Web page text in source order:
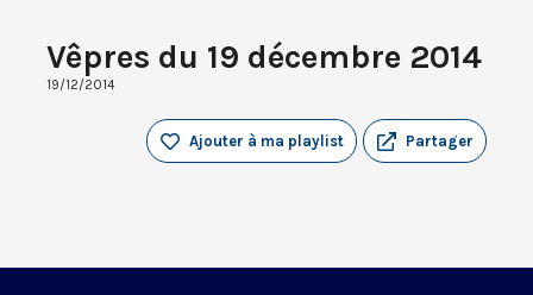
Vêpres du 19 décembre 2014
19/12/2014
Partager
Ajouter à ma playlist